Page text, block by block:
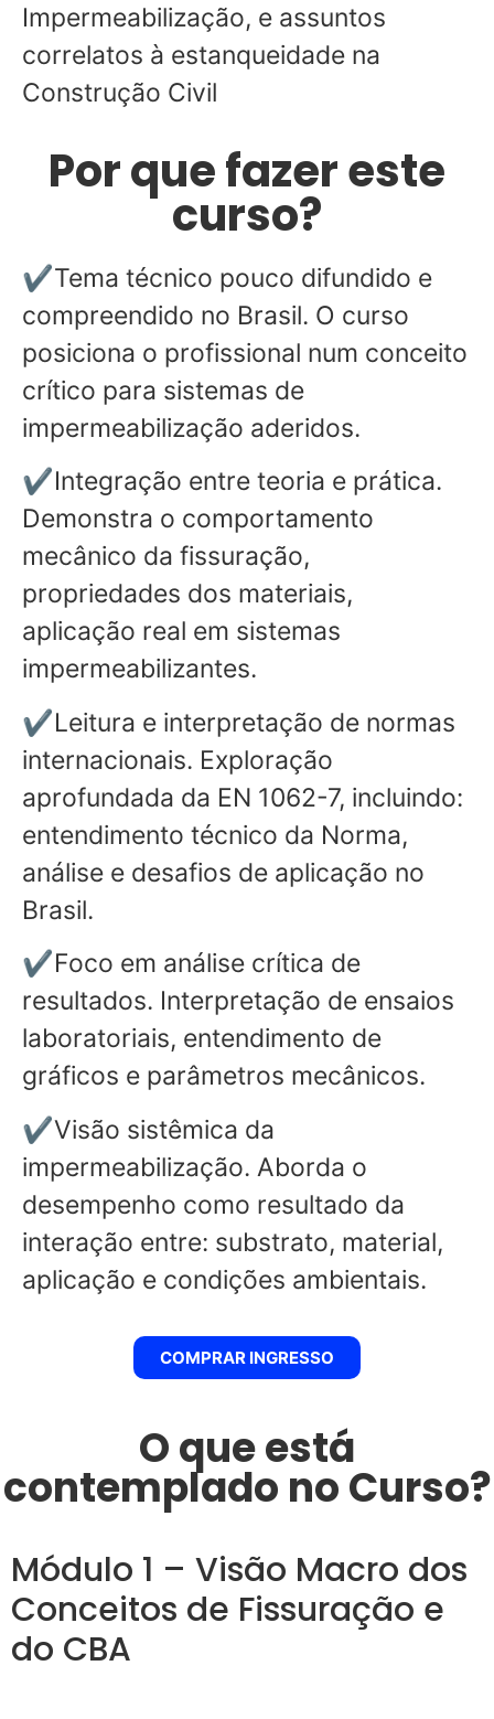
Impermeabilização, e assuntos
correlatos à estanqueidade na
Construção Civil
Por que fazer este
curso?
✔Tema técnico pouco difundido e
compreendido no Brasil. O curso
posiciona o profissional num conceito
crítico para sistemas de
impermeabilização aderidos.
✔Integração entre teoria e prática.
Demonstra o comportamento
mecânico da fissuração,
propriedades dos materiais,
aplicação real em sistemas
impermeabilizantes.
✔Leitura e interpretação de normas
internacionais. Exploração
aprofundada da EN 1062-7, incluindo:
entendimento técnico da Norma,
análise e desafios de aplicação no
Brasil.
✔Foco em análise crítica de
resultados. Interpretação de ensaios
laboratoriais, entendimento de
gráficos e parâmetros mecânicos.
✔Visão sistêmica da
impermeabilização. Aborda o
desempenho como resultado da
interação entre: substrato, material,
aplicação e condições ambientais.
COMPRAR INGRESSO
O que está
contemplado no Curso?
Módulo 1 – Visão Macro dos
Conceitos de Fissuração e
do CBA